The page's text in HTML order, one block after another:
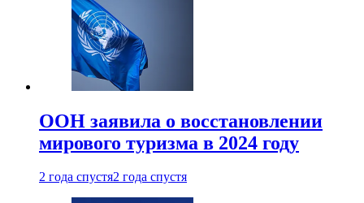
ООН заявила о восстановлении
мирового туризма в 2024 году
2 года спустя2 года спустя